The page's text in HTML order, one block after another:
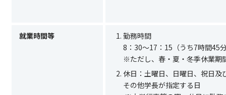
就業時間等
勤務時間
8：30～17：15（うち7時間
※ただし、春・夏・冬季休業期
休日：土曜日、日曜日、祝日及
その他学長が指定する日